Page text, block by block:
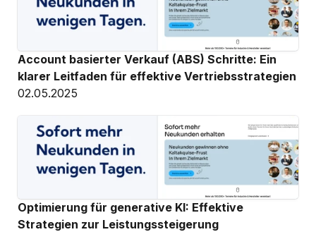
Account basierter Verkauf (ABS) Schritte: Ein
klarer Leitfaden für effektive Vertriebsstrategien
02.05.2025
Optimierung für generative KI: Effektive
Strategien zur Leistungssteigerung